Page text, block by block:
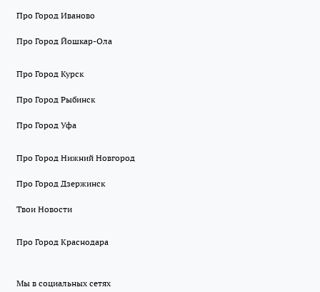
Про Город Иваново
Про Город Йошкар-Ола
Про Город Курск
Про Город Рыбинск
Про Город Уфа
Про Город Нижний Новгород
Про Город Дзержинск
Твои Новости
Про Город Краснодара
Мы в социальных сетях